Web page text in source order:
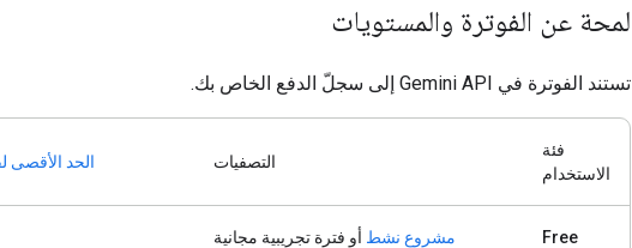
لمحة عن الفوترة والمستويات
تستند الفوترة في Gemini API إلى سجلّ الدفع الخاص بك.
فئة
الاستخدام
التصفيات الحد الأقصى
Free مشروع نشط أو فترة تجريبية مجانية